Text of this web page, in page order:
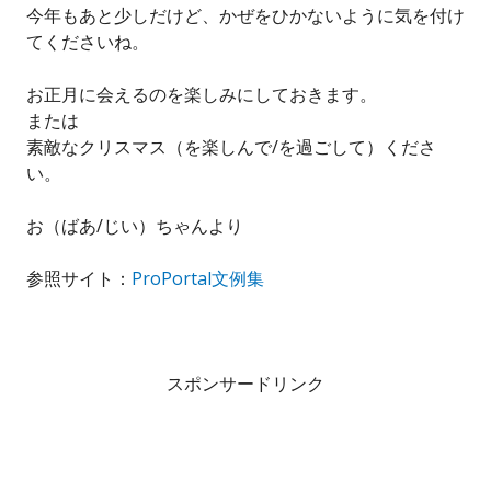
今年もあと少しだけど、かぜをひかないように気を付け
てくださいね。
お正月に会えるのを楽しみにしておきます。
または
素敵なクリスマス（を楽しんで/を過ごして）くださ
い。
お（ばあ/じい）ちゃんより
参照サイト： ProPortal文例集
スポンサードリンク